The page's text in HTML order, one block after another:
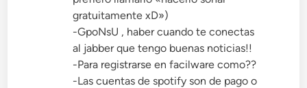
gratuitamente xD»)
-GpoNsU , haber cuando te conectas
al jabber que tengo buenas noticias!!
-Para registrarse en facilware como??
-Las cuentas de spotify son de pago o